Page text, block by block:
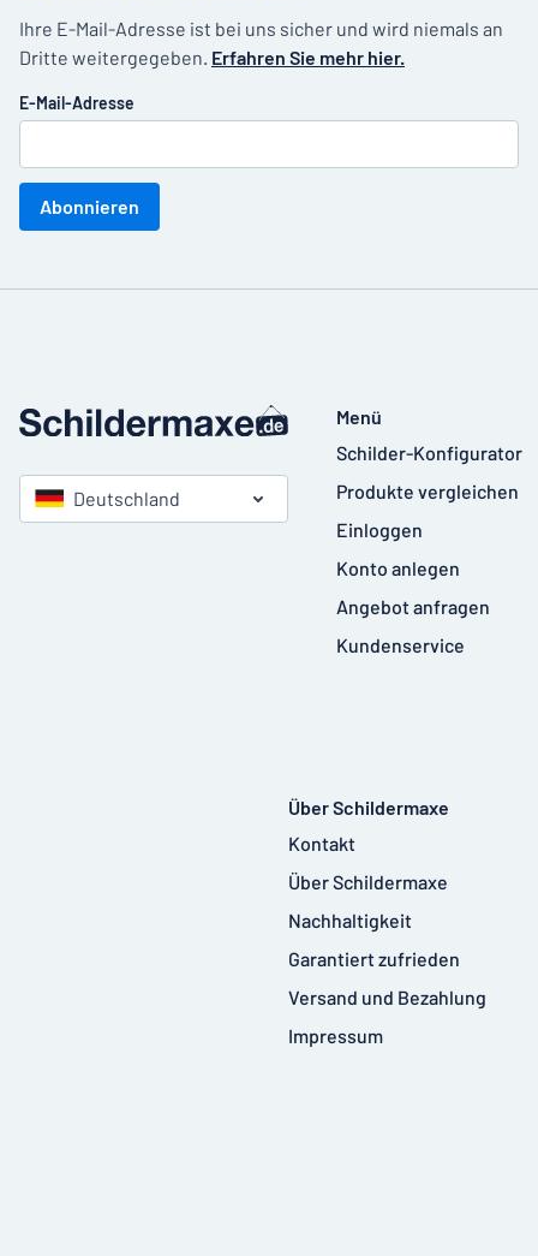
Ihre E-Mail-Adresse ist bei uns sicher und wird niemals an
Dritte weitergegeben. Erfahren Sie mehr hier.
E-Mail-Adresse
Abonnieren
Deutschland
Menü
Schilder-Konfigurator
Produkte vergleichen
Einloggen
Konto anlegen
Angebot anfragen
Kundenservice
Über Schildermaxe
Kontakt
Über Schildermaxe
Nachhaltigkeit
Garantiert zufrieden
Versand und Bezahlung
Impressum